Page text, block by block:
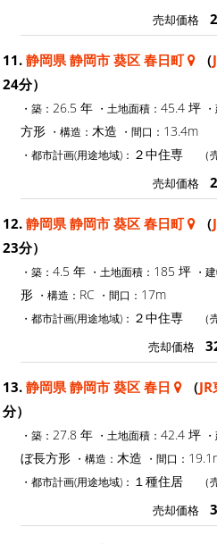
売却価格
11. 静岡県 静岡市 葵区 春日町 （
24分）
・築： 26.5 年 ・土地面積： 45.4 坪
方形 ・構造： 木造 ・間口： 13.4m
・都市計画(用途地域)： ２中住専
売却価格
12. 静岡県 静岡市 葵区 春日町 （
23分）
・築： 4.5 年 ・土地面積： 185 坪 ・
形 ・構造： RC ・間口： 17m
・都市計画(用途地域)： ２中住専
売却価格
13. 静岡県 静岡市 葵区 春日 （
分）
・築： 27.8 年 ・土地面積： 42.4 坪
ぼ長方形 ・構造： 木造 ・間口：
・都市計画(用途地域)： １種住居
売却価格